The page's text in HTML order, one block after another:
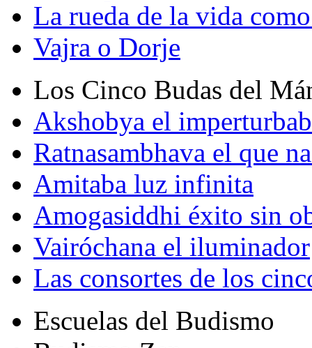
La rueda de la vida
Vajra o Dorje
Los Cinco Budas del
Akshobya el
Ratnasambhava el que
Amitaba luz infinita
Amogasiddhi éxito sin
Vairóchana el iluminador
Las consortes de los
Escuelas del Budismo